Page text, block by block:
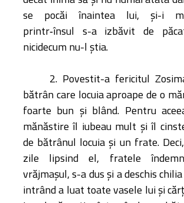
se pocăi înaintea lui, şi-i
printr‑însul s-a izbăvit de
nicidecum nu-l ştia.
2. Povestit-a fericitul
bătrân care locuia aproape de o
foarte bun şi blând. Pentru
mănăstire îl iubeau mult şi îl
de bătrânul locuia şi un frate.
zile lipsind el, fratele
vrăjmaşul, s-a dus şi a deschis
intrând a luat toate vasele lui şi